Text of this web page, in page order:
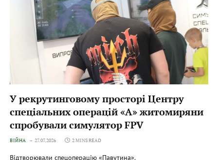
У рекрутинговому просторі Центру
спеціальних операцій «А» житомиряни
спробували симулятор FPV
ВІЙНА 27.07.2026 2 MINS READ
Відтворювали спецоперацію «Павутина».